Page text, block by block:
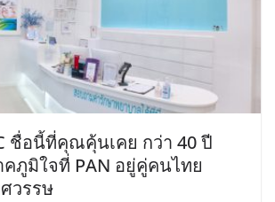
ชื่อนี้ที่คุณคุ้นเคย กว่า 40 ปี
ภูมิใจที่ PAN อยู่คู่คนไทย
วรรษ